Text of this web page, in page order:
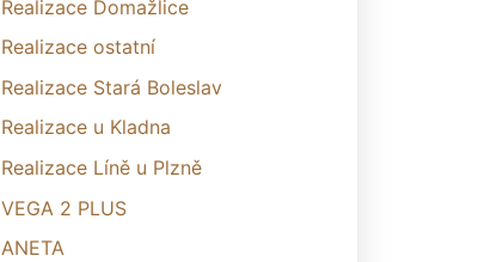
Realizace Domažlice
Realizace ostatní
Realizace Stará Boleslav
Realizace u Kladna
Realizace Líně u Plzně
VEGA 2 PLUS
ANETA